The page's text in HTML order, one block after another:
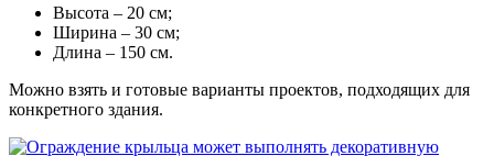
Высота – 20 см;
Ширина – 30 см;
Длина – 150 см.
Можно взять и готовые варианты проектов, подходящих для
конкретного здания.